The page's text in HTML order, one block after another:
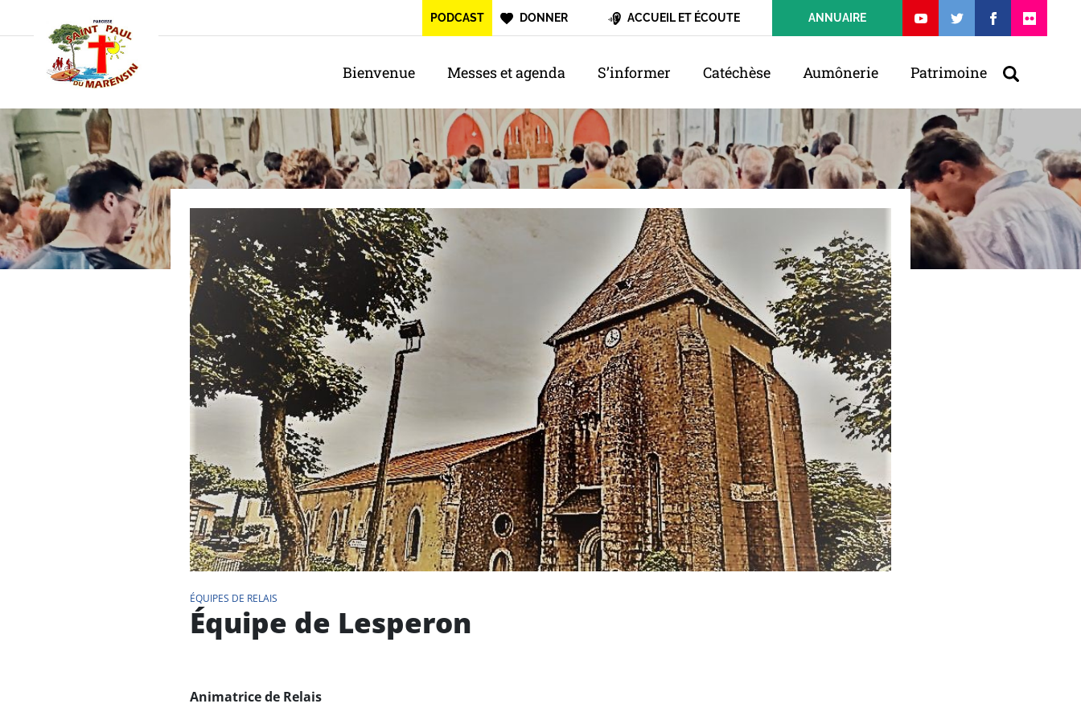
PODCAST DONNER ACCUEIL ET ÉCOUTE ANNUAIRE
Bienvenue Messes et agenda S’informer Catéchèse Aumônerie Patrimoine
ÉQUIPES DE RELAIS
Équipe de Lesperon
Animatrice de Relais